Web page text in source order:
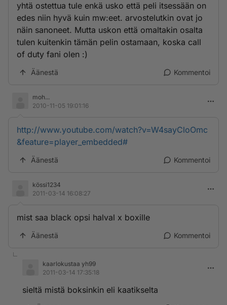
yhtä ostettua tule enkä usko että peli itsessään on
edes niin hyvä kuin mw:eet. arvostelutkin ovat jo
näin sanoneet. Mutta uskon että omaltakin osalta
tulen kuitenkin tämän pelin ostamaan, koska call
of duty fani olen :)
Äänestä Kommentoi
moh...
2010-11-05 19:01:16
http://www.youtube.com/watch?v=W4sayCloOmc
&feature=player_embedded#
Äänestä Kommentoi
kössi1234
2011-03-14 16:08:27
mist saa black opsi halval x boxille
Äänestä Kommentoi
kaarlokustaa yh99
2011-03-14 17:35:18
sieltä mistä boksinkin eli kaatikselta